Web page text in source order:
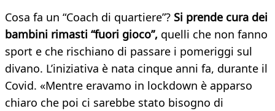
Cosa fa un “Coach di quartiere”? Si prende cura dei
bambini rimasti “fuori gioco”, quelli che non fanno
sport e che rischiano di passare i pomeriggi sul
divano. L’iniziativa è nata cinque anni fa, durante il
Covid. «Mentre eravamo in lockdown è apparso
chiaro che poi ci sarebbe stato bisogno di